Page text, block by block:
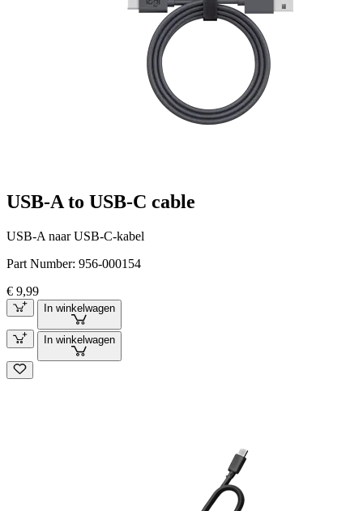
USB-A to USB-C cable
USB-A naar USB-C-kabel
Part Number: 956-000154
€ 9,99
In winkelwagen
In winkelwagen